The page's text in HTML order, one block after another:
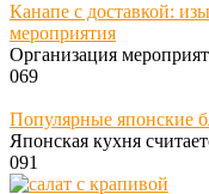
Канапе с доставкой:
мероприятия
Организация
069
Популярные японские
Японская кухня
091